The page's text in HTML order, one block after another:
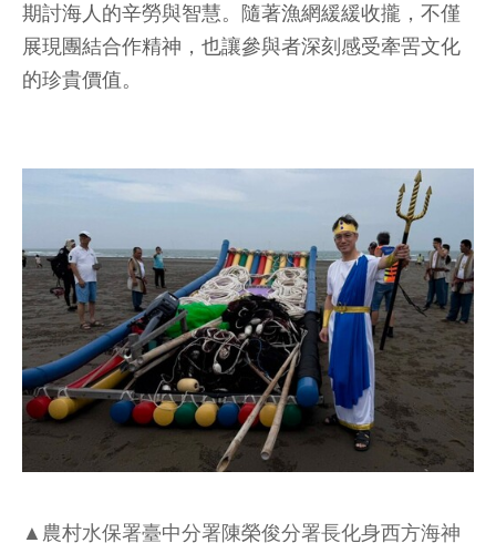
期討海人的辛勞與智慧。隨著漁網緩緩收攏，不僅
展現團結合作精神，也讓參與者深刻感受牽罟文化
的珍貴價值。
▲農村水保署臺中分署陳榮俊分署長化身西方海神